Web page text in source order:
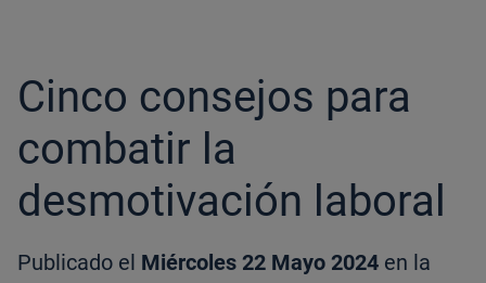
Cinco consejos para
combatir la
desmotivación laboral
Publicado el Miércoles 22 Mayo 2024 en la